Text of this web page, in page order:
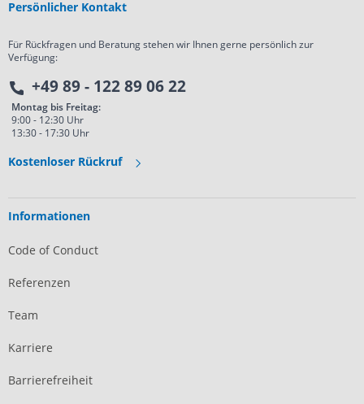
Persönlicher Kontakt
Für Rückfragen und Beratung stehen wir Ihnen gerne persönlich zur
Verfügung:
+49 89 - 122 89 06 22
Montag bis Freitag:
9:00 - 12:30 Uhr
13:30 - 17:30 Uhr
Kostenloser Rückruf
Informationen
Code of Conduct
Referenzen
Team
Karriere
Barrierefreiheit